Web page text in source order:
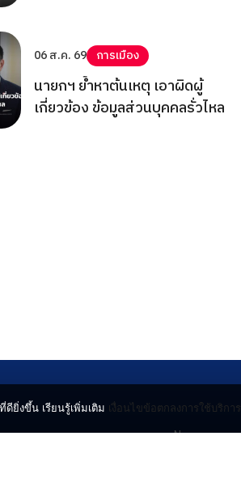
06 ส.ค. 69 การเมือง
นายกฯ ย้ำหาต้นเหตุ เอาผิดผู้
เกี่ยวข้อง ข้อมูลส่วนบุคคลรั่วไหล
News
ยิ่งขึ้น เรียนรู้เพิ่มเติม เงื่อนไขข้อตกลงการใช้บริการ